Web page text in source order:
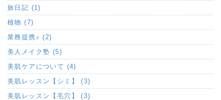
旅日記 (1)
植物 (7)
業務提携♪ (2)
美人メイク塾 (5)
美肌ケアについて (4)
美肌レッスン【シミ】 (3)
美肌レッスン【毛穴】 (3)